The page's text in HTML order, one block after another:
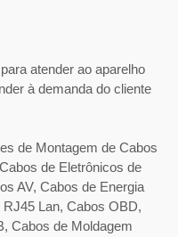
atender ao aparelho
à demanda do cliente
de Montagem de Cabos
de Eletrônicos de
AV, Cabos de Energia
Lan, Cabos OBD,
Cabos de Moldagem